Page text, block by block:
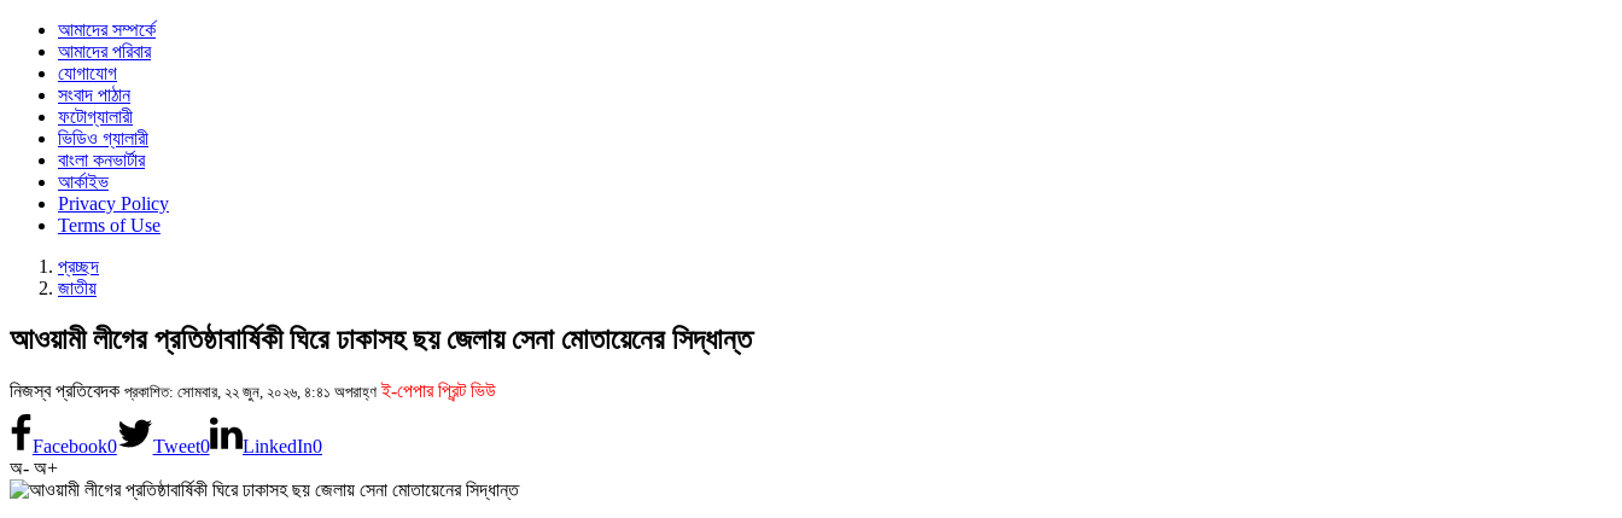
আমাদের সম্পর্কে
আমাদের পরিবার
যোগাযোগ
সংবাদ পাঠান
ফটোগ্যালারী
ভিডিও গ্যালারী
বাংলা কনভার্টার
আর্কাইভ
Privacy Policy
Terms of Use
প্রচ্ছদ
জাতীয়
আওয়ামী লীগের প্রতিষ্ঠাবার্ষিকী ঘিরে ঢাকাসহ ছয় জেলায় সেনা মোতায়েনের সিদ্ধান্ত
নিজস্ব প্রতিবেদক প্রকাশিত: সোমবার, ২২ জুন, ২০২৬, ৪:৪১ অপরাহ্ণ ই-পেপার প্রিন্ট ভিউ
Facebook0 Tweet0 LinkedIn0
অ- অ+